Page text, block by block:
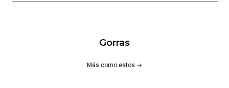
Gorras
Más como estos